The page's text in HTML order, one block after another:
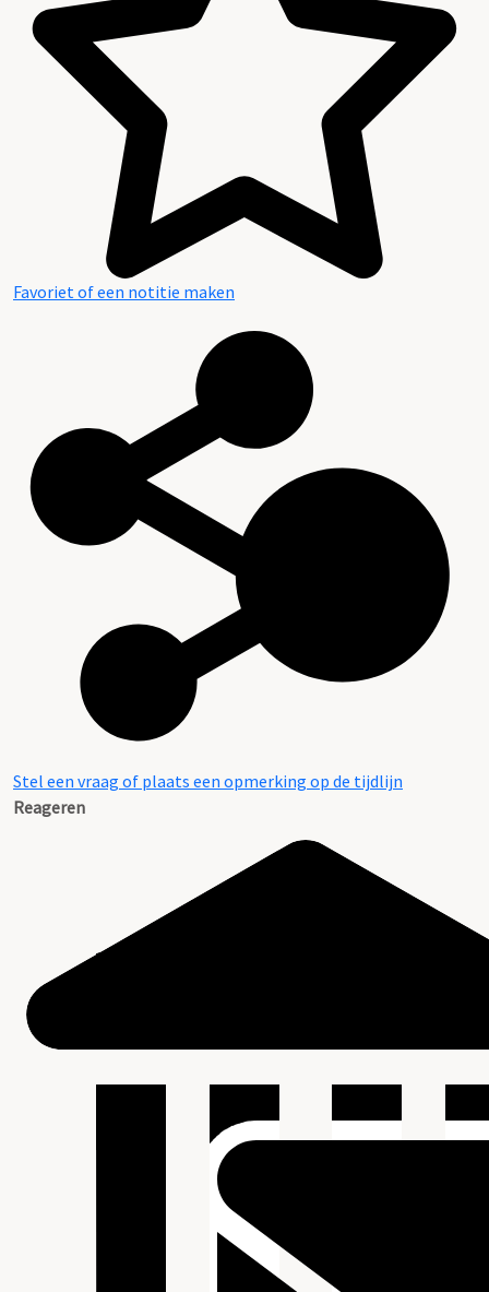
Favoriet of een notitie maken
Stel een vraag of plaats een opmerking op de tijdlijn
Reageren